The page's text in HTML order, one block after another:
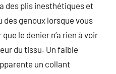
des plis inesthétiques et
des genoux lorsque vous
le denier n’a rien à voir
du tissu. Un faible
un collant